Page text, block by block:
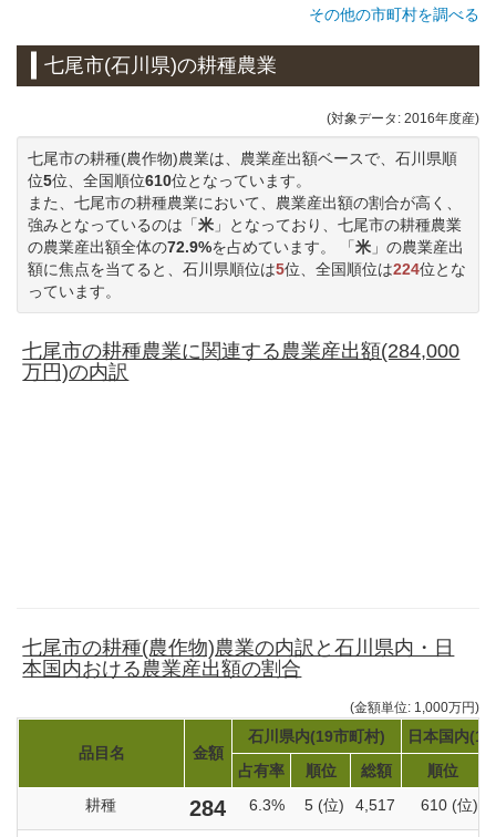
その他の市町村を調べる
七尾市(石川県)の耕種農業
(対象データ: 2016年度産)
七尾市の耕種(農作物)農業は、農業産出額ベースで、石川県順
位5位、全国順位610位となっています。
また、七尾市の耕種農業において、農業産出額の割合が高く、
強みとなっているのは「米 」となっており、七尾市の耕種農業
の農業産出額全体の72.9%を占めています。 「米 」の農業産出
額に焦点を当てると、石川県順位は5位、全国順位は224位とな
っています。
七尾市の耕種農業に関連する農業産出額(284,000
万円)の内訳
七尾市の耕種(農作物)農業の内訳と石川県内・日
本国内おける農業産出額の割合
(金額単位: 1,000万円)
品目名 金額
石川県内(19市町村)
日本国内
占有率
順位 総額
順位
耕種
284 6.3% 5 (位) 4,517 610 (位)